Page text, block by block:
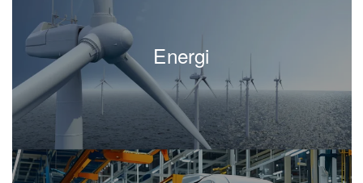
Energi